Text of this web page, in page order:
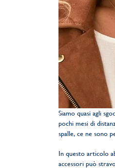
Siamo quasi agli
pochi mesi di
spalle, ce ne sono
In questo articolo
accessori può